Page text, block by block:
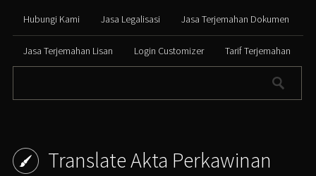
Hubungi Kami Jasa Legalisasi Jasa Terjemahan Dokumen
Jasa Terjemahan Lisan Login Customizer Tarif Terjemahan
Translate Akta Perkawinan